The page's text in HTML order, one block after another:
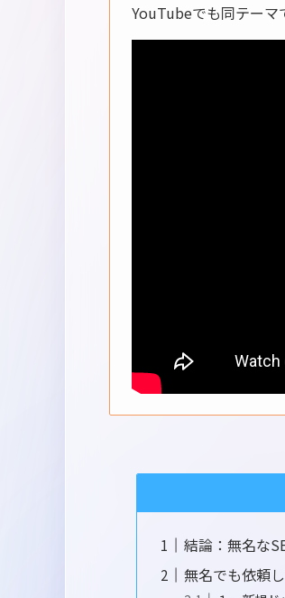
YouTubeでも同テーマ
結論：無名な
無名でも依頼